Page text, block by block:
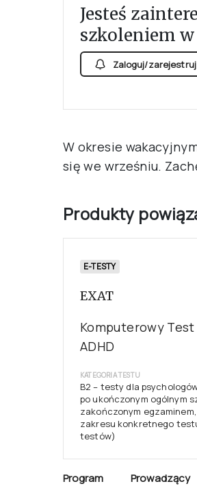
Jesteś
szkoleniem
Zaloguj/zarejestruj
W okresie
się we wrześniu.
Produkty
E-TESTY
EXAT
Komputerowy
ADHD
KATEGORIA TESTU
B2 – testy dla
po ukończonym ogólnym
zakończonym
zakresu konkretnego
testów)
Program Prowadzący